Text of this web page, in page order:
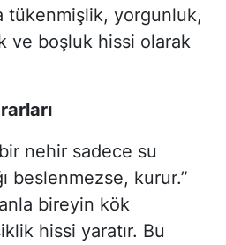
tükenmişlik, yorgunluk,
ve boşluk hissi olarak
nehir sadece su
beslenmezse, kurur.”
bireyin kök
hissi yaratır. Bu